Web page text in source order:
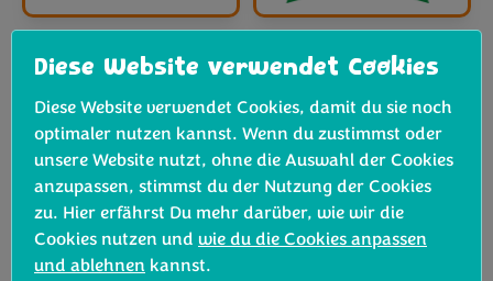
Diese Website verwendet Cookies
Diese Website verwendet Cookies, damit du sie noch
optimaler nutzen kannst. Wenn du zustimmst oder
unsere Website nutzt, ohne die Auswahl der Cookies
anzupassen, stimmst du der Nutzung der Cookies
zu. Hier erfährst Du mehr darüber, wie wir die
Cookies nutzen und wie du die Cookies anpassen
und ablehnen kannst.